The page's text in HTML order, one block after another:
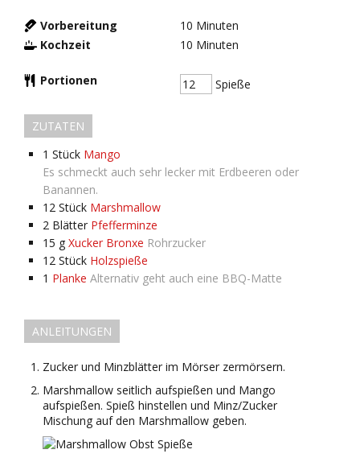
Vorbereitung 10 Minuten
Kochzeit
10 Minuten
Portionen Spieße
ZUTATEN
1 Stück Mango
Es schmeckt auch sehr lecker mit Erdbeeren oder
Banannen.
12 Stück Marshmallow
2 Blätter Pfefferminze
15 g Xucker Bronxe Rohrzucker
12 Stück Holzspieße
1 Planke Alternativ geht auch eine BBQ-Matte
ANLEITUNGEN
Zucker und Minzblätter im Mörser zermörsern.
Marshmallow seitlich aufspießen und Mango
aufspießen. Spieß hinstellen und Minz/Zucker
Mischung auf den Marshmallow geben.